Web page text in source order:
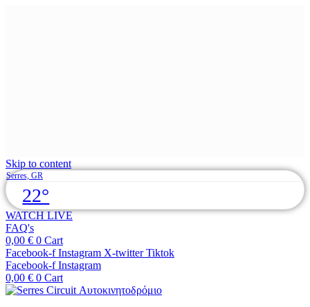
Skip to content
Serres, GR
22°
WATCH LIVE
FAQ's
0,00 € 0 Cart
Facebook-f Instagram X-twitter Tiktok
Facebook-f Instagram
0,00 € 0 Cart